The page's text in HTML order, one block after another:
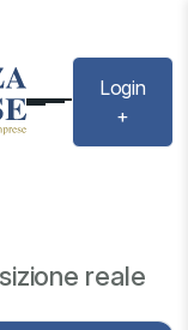
Login
+
reale